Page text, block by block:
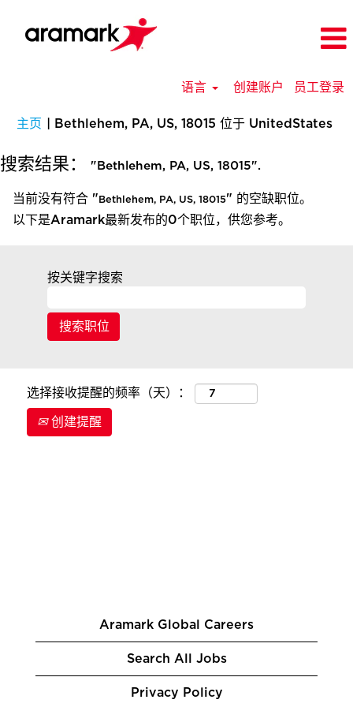
语言 创建账户 员工登录
主页 Bethlehem, PA, US, 18015 位于 UnitedStates（
搜索结果： "Bethlehem, PA, US, 18015".
当前没有符合 " Bethlehem, PA, US, 18015" 的空缺职位。
以下是Aramark最新发布的0个职位，供您参考。
按关键字搜索
选择接收提醒的频率（天）：
创建提醒
Aramark Global Careers
Search All Jobs
Privacy Policy